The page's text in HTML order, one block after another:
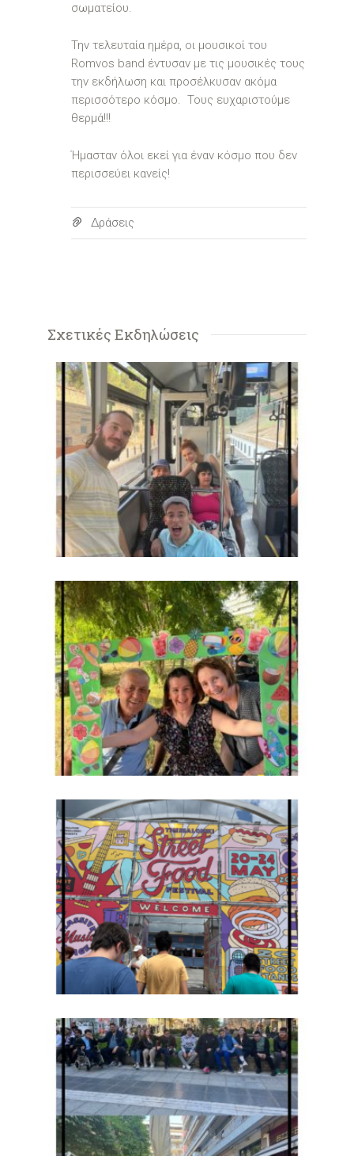
σωματείου.
Την τελευταία ημέρα, οι μουσικοί του
Romvos band έντυσαν με τις μουσικές τους
την εκδήλωση και προσέλκυσαν ακόμα
περισσότερο κόσμο. Τους ευχαριστούμε
θερμά!!!
Ήμασταν όλοι εκεί για έναν κόσμο που δεν
περισσεύει κανείς!
Δράσεις
Σχετικές Εκδηλώσεις